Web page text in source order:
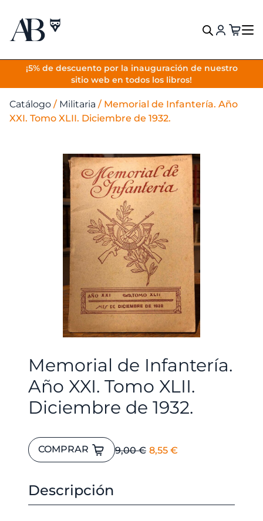
¡5% de descuento por la inauguración de nuestro
sitio web en todos los libros!
VOLVER
Catálogo / Militaria / Memorial de Infantería. Año
XXI. Tomo XLII. Diciembre de 1932.
Memorial de Infantería.
Año XXI. Tomo XLII.
Diciembre de 1932.
9,00€ El
8,55 €
Memorial
de
Año
COMPRAR
Descripción